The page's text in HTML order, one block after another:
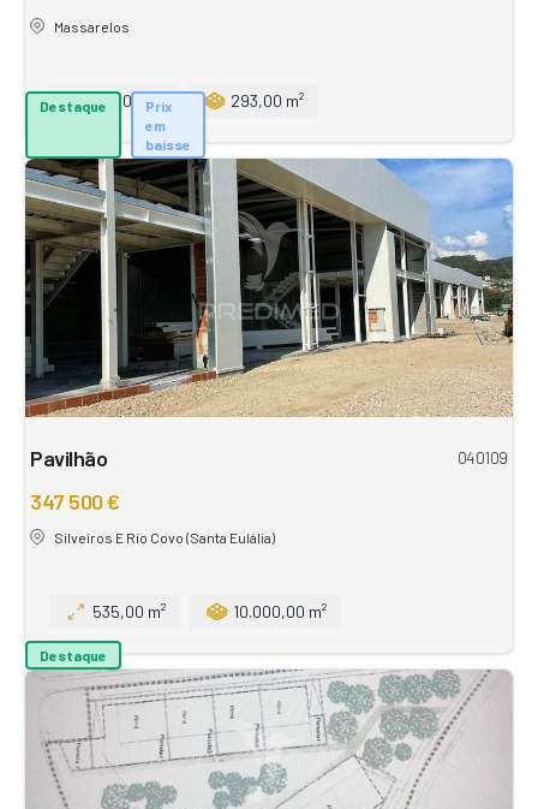
Massarelos
727,00 m² 293,00 m²
Destaque
Prix
em
baisse
Pavilhão 040109
347 500 €
Silveiros E Rio Covo (Santa Eulália)
535,00 m² 10.000,00 m²
Destaque